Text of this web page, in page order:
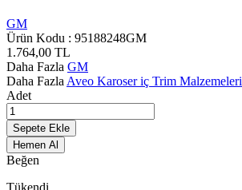
GM
Ürün Kodu : 95188248GM
1.764,00 TL
Daha Fazla GM
Daha Fazla Aveo Karoser iç Trim Malzemeleri
Adet
Sepete Ekle
Hemen Al
Beğen
Tükendi